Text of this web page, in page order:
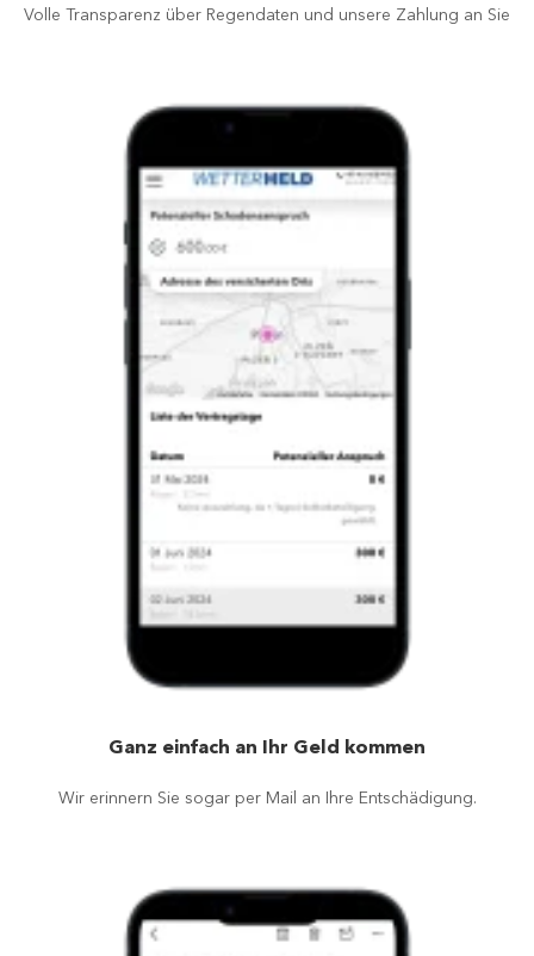
Volle Transparenz über Regendaten und unsere Zahlung an Sie
Ganz einfach an Ihr Geld kommen
Wir erinnern Sie sogar per Mail an Ihre Entschädigung.